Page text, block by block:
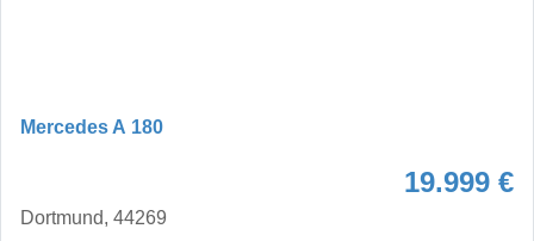
Mercedes A 180
19.999 €
Dortmund, 44269